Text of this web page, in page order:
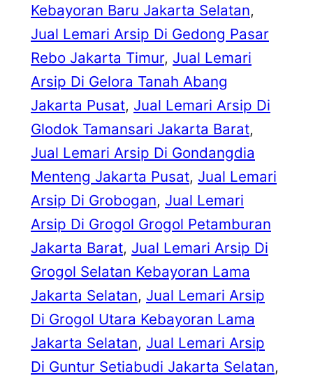
Kebayoran Baru Jakarta Selatan
Jual Lemari Arsip Di Gedong Pasar
Rebo Jakarta Timur, Jual Lemari
Arsip Di Gelora Tanah Abang
Jakarta Pusat, Jual Lemari Arsip Di
Glodok Tamansari Jakarta Barat
Jual Lemari Arsip Di Gondangdia
Menteng Jakarta Pusat, Jual Lemari
Arsip Di Grobogan, Jual Lemari
Arsip Di Grogol Grogol Petamburan
Jakarta Barat, Jual Lemari Arsip Di
Grogol Selatan Kebayoran Lama
Jakarta Selatan, Jual Lemari Arsip
Di Grogol Utara Kebayoran Lama
Jakarta Selatan, Jual Lemari Arsip
Di Guntur Setiabudi Jakarta Selatan